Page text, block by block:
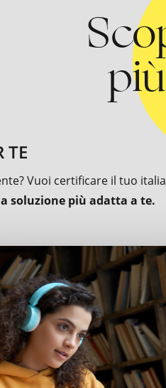
TE
Vuoi certificare il tuo
soluzione più adatta a te.